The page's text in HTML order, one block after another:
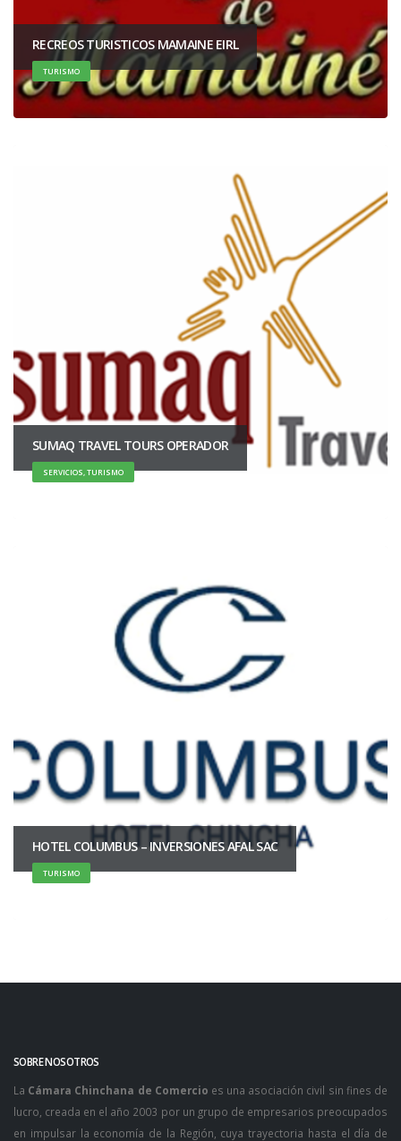
RECREOS TURISTICOS MAMAINE EIRL
TURISMO
SUMAQ TRAVEL TOURS OPERADOR
SERVICIOS, TURISMO
HOTEL COLUMBUS – INVERSIONES AFAL SAC
TURISMO
SOBRE NOSOTROS
La Cámara Chinchana de Comercio es una asociación civil sin fines de
lucro, creada en el año 2003 por un grupo de empresarios preocupados
en impulsar la economía de la Región, cuya trayectoria hasta el día de